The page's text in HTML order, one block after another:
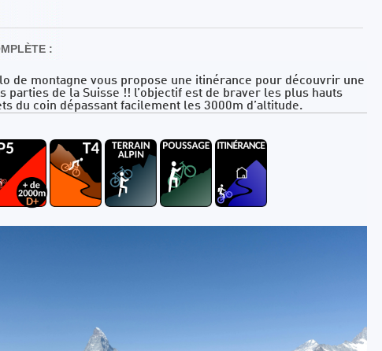
:
de montagne vous propose une itinérance pour découvrir une
parties de la Suisse !! l’objectif est de braver les plus hauts
du coin dépassant facilement les 3000m d’altitude.